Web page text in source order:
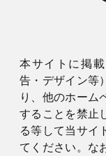
本サイトに掲
告・デザイン等
り、他のホーム
することを禁止
る等して当サイ
てください。な